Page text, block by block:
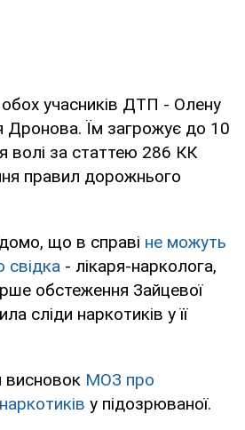
учасників ДТП - Олену
Дронова. Їм загрожує до 10
волі за статтею 286 КК
правил дорожнього
що в справі не можуть
свідка - лікаря-нарколога,
обстеження Зайцевої
сліди наркотиків у її
висновок МОЗ про
у підозрюваної.